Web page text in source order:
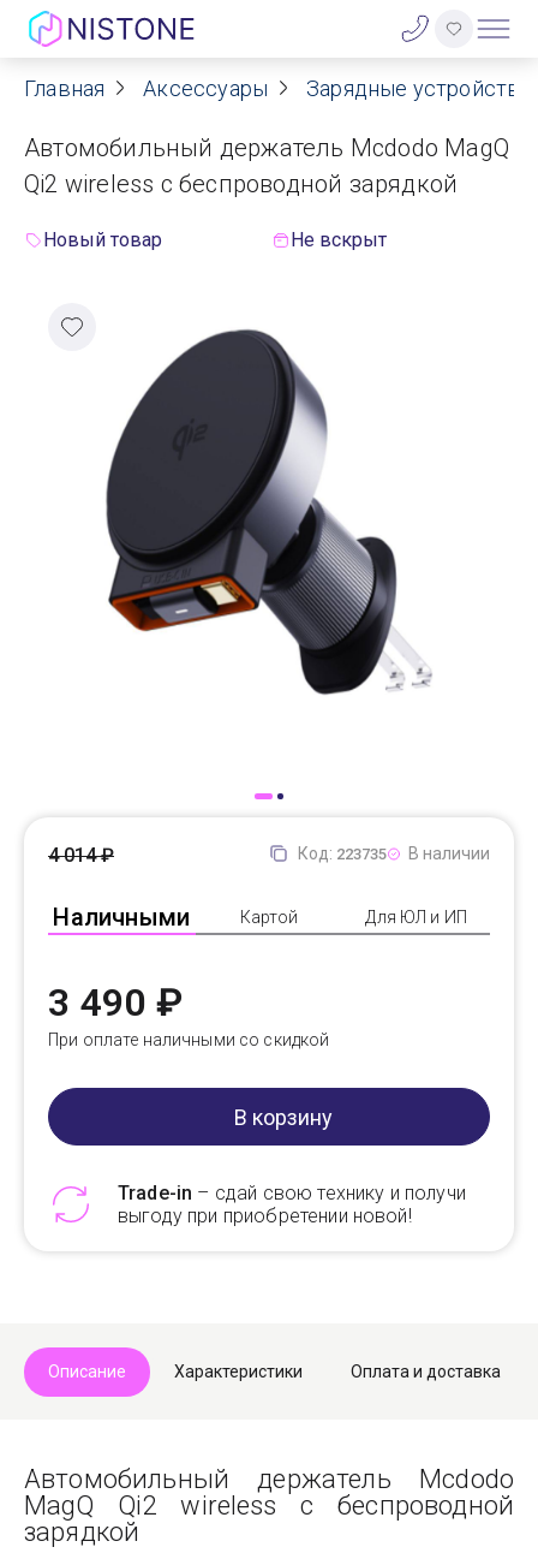
Акции
О нас
Реквизиты
Контакты
Гарантия
Оплата
Доставка
Главная Аксессуары Зарядные устройства
Автомобильный держатель Mcdodo MagQ
Qi2 wireless с беспроводной зарядкой
Новый товар Не вскрыт
Код: 223735 В наличии
Наличными Картой Для ЮЛ и ИП
4 014 ₽
3 490 ₽
При оплате наличными со скидкой
В корзину
Trade-in – сдай свою технику и получи
выгоду при приобретении новой!
Описание Характеристики Оплата и доставка
Автомобильный держатель Mcdodo
MagQ Qi2 wireless с беспроводной
зарядкой